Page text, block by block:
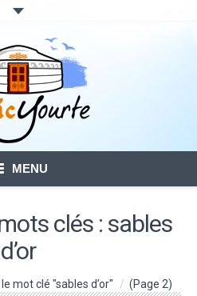
MENU
clés : sables
d’or
mot clé "sables d’or" (Page 2)